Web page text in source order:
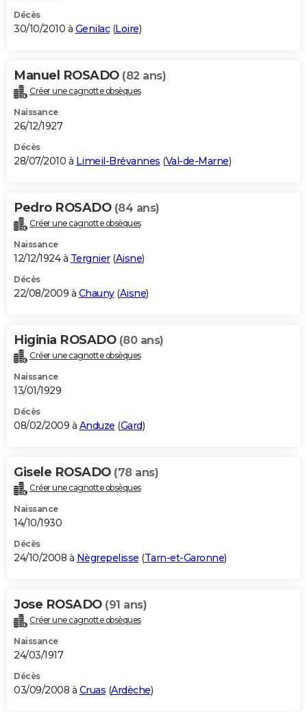
Décès
30/10/2010 à Genilac(Loire)
Manuel ROSADO (82 ans)
Créer une cagnotte obsèques
Naissance
26/12/1927
Décès
28/07/2010 à Limeil-Brévannes (Val-de-Marne)
Pedro ROSADO (84 ans)
Créer une cagnotte obsèques
Naissance
12/12/1924 à Tergnier(Aisne)
Décès
22/08/2009 à Chauny(Aisne)
Higinia ROSADO (80 ans)
Créer une cagnotte obsèques
Naissance
13/01/1929
Décès
08/02/2009 à Anduze (Gard)
Gisele ROSADO (78 ans)
Créer une cagnotte obsèques
Naissance
14/10/1930
Décès
24/10/2008 à Nègrepelisse (Tarn-et-Garonne)
Jose ROSADO (91 ans)
Créer une cagnotte obsèques
Naissance
24/03/1917
Décès
03/09/2008 à Cruas (Ardèche)